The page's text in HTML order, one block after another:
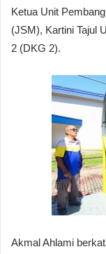
Ketua Unit
(JSM), Kartini Tajul
2 (DKG 2).
Akmal Ahlami